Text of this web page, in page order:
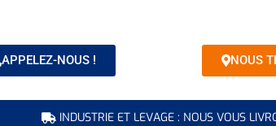
APPELEZ-NOUS ! NOUS
INDUSTRIE ET LEVAGE : NOUS VOUS